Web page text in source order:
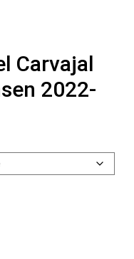
Carvajal
2022-